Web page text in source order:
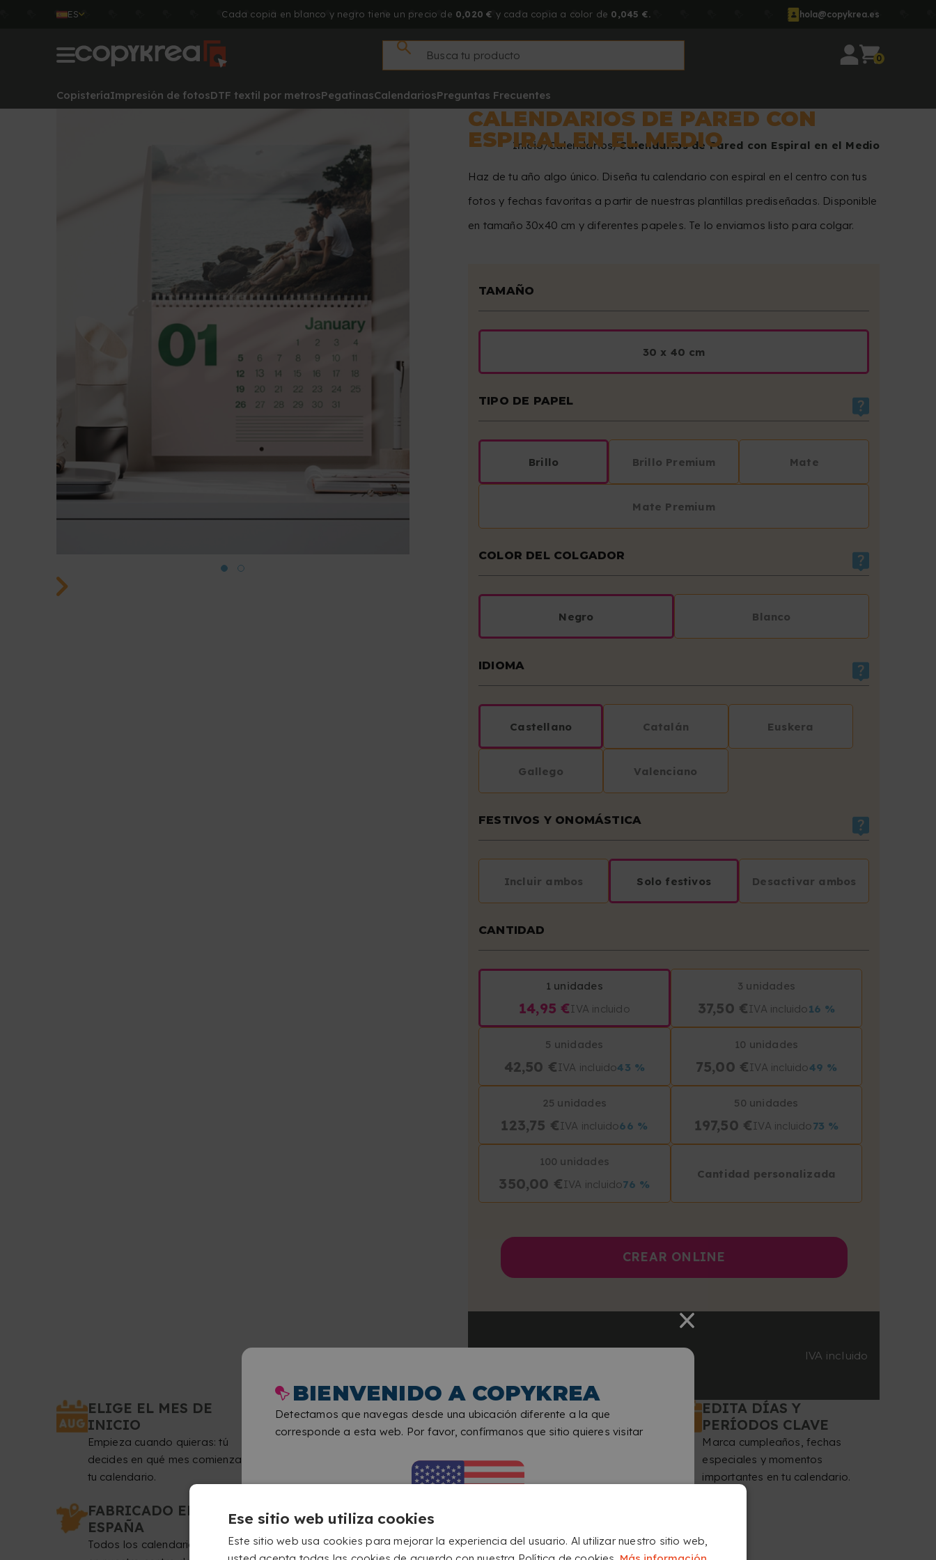
BIENVENIDO A COPYKREA
Detectamos que navegas desde una ubicación diferente a la que
corresponde a esta web. Por favor, confírmanos que sitio quieres visitar
ES Cada copia en blanco y negro tiene un precio de 0,020 € y cada copia a color de 0,045 €. hola@copykrea.es
0
CopisteríaImpresión de fotosDTF textil por metrosPegatinasCalendariosPreguntas Frecuentes
Inicio Calendarios Calendarios de Pared con Espiral en el Medio
CALENDARIOS DE PARED CON
ESPIRAL EN EL MEDIO
Haz de tu año algo único. Diseña tu calendario con espiral en el centro con tus
fotos y fechas favoritas a partir de nuestras plantillas prediseñadas. Disponible
en tamaño 30x40 cm y diferentes papeles. Te lo enviamos listo para colgar.
TAMAÑO
30 x 40 cm
TIPO DE PAPEL
Brillo Brillo Premium Mate
Mate Premium
COLOR DEL COLGADOR
Negro Blanco
IDIOMA
Castellano Catalán Euskera
Gallego Valenciano
FESTIVOS Y ONOMÁSTICA
Incluir ambos Solo festivos Desactivar ambos
CANTIDAD
1 unidades
14,95 €IVA incluido
3 unidades
37,50 €IVA incluido16 %
5 unidades
42,50 €IVA incluido43 %
10 unidades
75,00 €IVA incluido49 %
25 unidades
123,75 €IVA incluido66 %
50 unidades
197,50 €IVA incluido73 %
100 unidades
350,00 €IVA incluido76 %
Cantidad personalizada
CREAR ONLINE
IVA incluido
ELIGE EL MES DE
INICIO
Empieza cuando quieras: tú
decides en qué mes comienza
tu calendario.
OPCIÓN DE
PLANTILLAS
PREDISEÑADAS
Escoge entre varios diseños
listos para personalizar con tus
EDITA DÍAS Y
PERÍODOS CLAVE
Marca cumpleaños, fechas
especiales y momentos
importantes en tu calendario.
FABRICADO EN
ESPAÑA
Todos los calendarios se hacen
Ese sitio web utiliza cookies
Este sitio web usa cookies para mejorar la experiencia del usuario. Al utilizar nuestro sitio web,